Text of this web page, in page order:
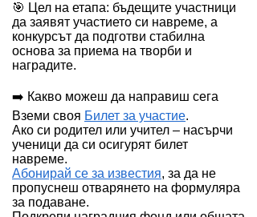
🎯 Цел на етапа: бъдещите участници
да заявят участието си навреме, а
конкурсът да подготви стабилна
основа за приема на творби и
наградите.
➡️ Какво можеш да направиш сега
Вземи своя Билет за участие.
Ако си родител или учител – насърчи
ученици да си осигурят билет
навреме.
Абонирай се за известия, за да не
пропуснеш отварянето на формуляра
за подаване.